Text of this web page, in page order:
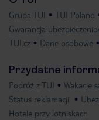
Grupa TUI TUI Poland
Gwarancja
TUI.cz
Dane osobowe
Przydatne
Podróż z TUI Wakacje
Status reklamacji
Hotele przy lotniskach